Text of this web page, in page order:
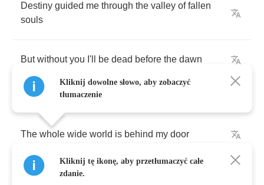
Destiny guided me through the valley of fallen
souls
But without you I'll be dead before the dawn
The whole wide world is behind my door
The dancing rats
Kliknij dowolne słowo, aby zobaczyć
tłumaczenie
Kliknij tę ikonę, aby przetłumaczyć całe
zdanie.